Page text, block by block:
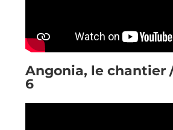
Angonia, le chantier
6